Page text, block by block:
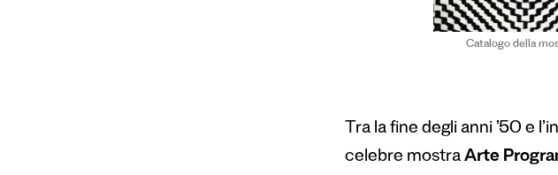
Catalogo della
Tra la fine degli anni ’50 e
celebre mostraArte